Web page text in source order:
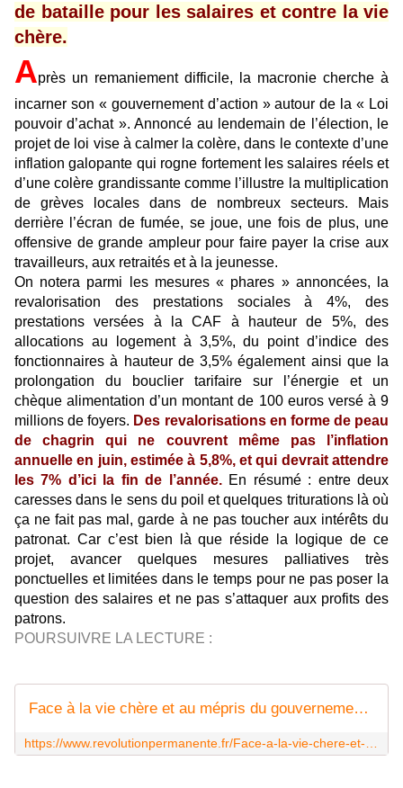
de bataille pour les salaires et contre la vie
chère.
Après un remaniement difficile, la macronie cherche à
incarner son « gouvernement d’action » autour de la « Loi
pouvoir d’achat ». Annoncé au lendemain de l’élection, le
projet de loi vise à calmer la colère, dans le contexte d’une
inflation galopante qui rogne fortement les salaires réels et
d’une colère grandissante comme l’illustre la multiplication
de grèves locales dans de nombreux secteurs. Mais
derrière l’écran de fumée, se joue, une fois de plus, une
offensive de grande ampleur pour faire payer la crise aux
travailleurs, aux retraités et à la jeunesse.
On notera parmi les mesures « phares » annoncées, la
revalorisation des prestations sociales à 4%, des
prestations versées à la CAF à hauteur de 5%, des
allocations au logement à 3,5%, du point d’indice des
fonctionnaires à hauteur de 3,5% également ainsi que la
prolongation du bouclier tarifaire sur l’énergie et un
chèque alimentation d’un montant de 100 euros versé à 9
millions de foyers. Des revalorisations en forme de peau
de chagrin qui ne couvrent même pas l’inflation
annuelle en juin, estimée à 5,8%, et qui devrait attendre
les 7% d’ici la fin de l’année. En résumé : entre deux
caresses dans le sens du poil et quelques triturations là où
ça ne fait pas mal, garde à ne pas toucher aux intérêts du
patronat. Car c’est bien là que réside la logique de ce
projet, avancer quelques mesures palliatives très
ponctuelles et limitées dans le temps pour ne pas poser la
question des salaires et ne pas s’attaquer aux profits des
patrons.
POURSUIVRE LA LECTURE :
Face à la vie chère et au mépris du gouvernement : construire le rapport de force pour les salaires